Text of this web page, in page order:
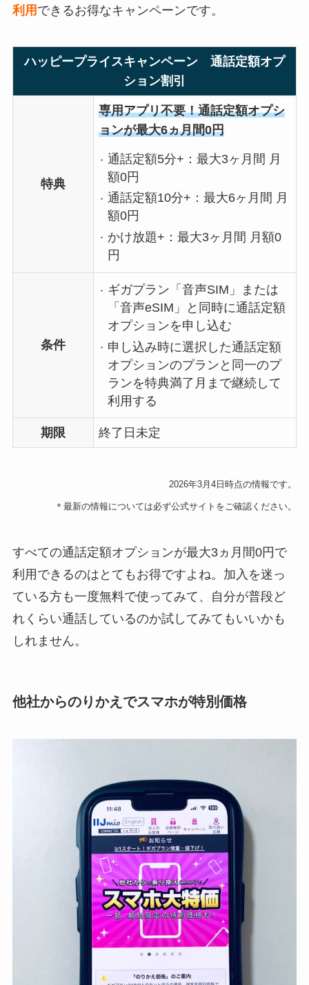
利用 できるお得なキャンペーンです。
ハッピープライスキャンペーン 通話定額オプ
ション割引
特典
専用アプリ不要！通話定額オプシ
ョンが最大6ヵ月間0円
通話定額5分+：最大3ヶ月間 月
額0円
通話定額10分+：最大6ヶ月間 月
額0円
かけ放題+：最大3ヶ月間 月額0
円
条件
ギガプラン「音声SIM」または
「音声eSIM」と同時に通話定額
オプションを申し込む
申し込み時に選択した通話定額
オプションのプランと同一のプ
ランを特典満了月まで継続して
利用する
期限 終了日未定
2026年3月4日時点の情報です。
＊最新の情報については必ず公式サイトをご確認ください。
すべての通話定額オプションが最大3ヵ月間0円で
利用できるのはとてもお得ですよね。加入を迷っ
ている方も一度無料で使ってみて、自分が普段ど
れくらい通話しているのか試してみてもいいかも
しれません。
他社からのりかえでスマホが特別価格